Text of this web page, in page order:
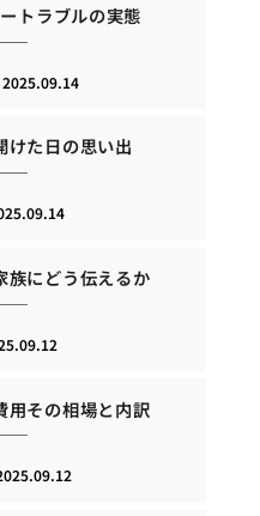
トラブルの実態
2025.09.14
けた日の思い出
族にどう伝えるか
用その相場と内訳